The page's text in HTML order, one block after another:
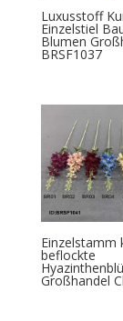
Luxusstoff
Einzelstiel
Blumen
BRSF1037
Einzelstamm
beflockte
Großhandel